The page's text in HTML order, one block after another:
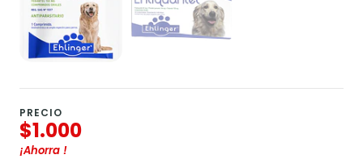
PRECIO
$1.000
¡Ahorra !